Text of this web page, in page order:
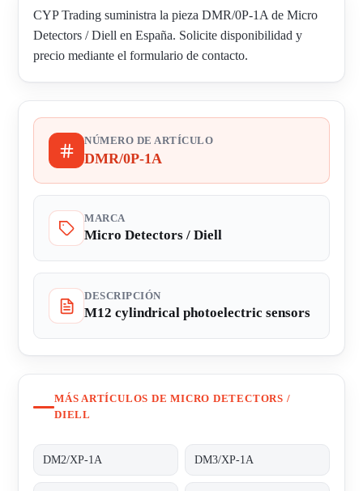
CYP Trading suministra la pieza DMR/0P-1A de Micro
Detectors / Diell en España. Solicite disponibilidad y
precio mediante el formulario de contacto.
NÚMERO DE ARTÍCULO
DMR/0P-1A
MARCA
Micro Detectors / Diell
DESCRIPCIÓN
M12 cylindrical photoelectric sensors
MÁS ARTÍCULOS DE MICRO DETECTORS /
DIELL
DM2/XP-1A DM3/XP-1A